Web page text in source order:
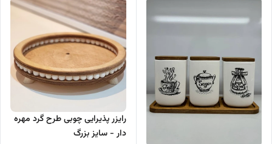
رایزر پذیرایی چوبی طرح گرد مهره
دار - سایز بزرگ